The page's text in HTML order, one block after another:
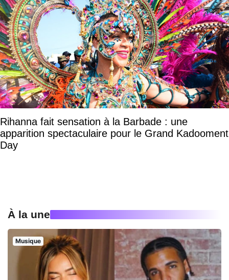
Rihanna fait sensation à la Barbade : une
apparition spectaculaire pour le Grand Kadooment
Day
À la une
Musique